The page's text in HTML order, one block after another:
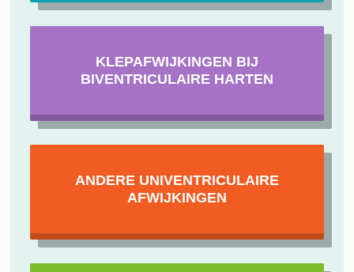
KLEPAFWIJKINGEN BIJ
BIVENTRICULAIRE HARTEN
ANDERE UNIVENTRICULAIRE
AFWIJKINGEN